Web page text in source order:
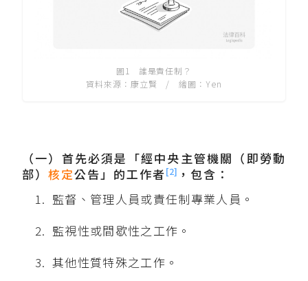
圖1 誰是責任制？
資料來源：康立賢 / 繪圖：Yen
（一）首先必須是「經中央主管機關（即勞動
部）核定公告」的工作者[2] ，包含：
監督、管理人員或責任制專業人員。
監視性或間歇性之工作。
其他性質特殊之工作。